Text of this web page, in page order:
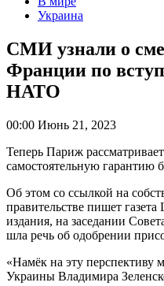
Украина
СМИ узнали о
Франции по
НАТО
00:00 Июнь 21, 2023
Теперь Париж
самостоятельную гарантию
Об этом со ссылкой на
правительстве пишет
издания, на заседании
шла речь об одобрении
«Намёк на эту перспективу
Украины Владимира